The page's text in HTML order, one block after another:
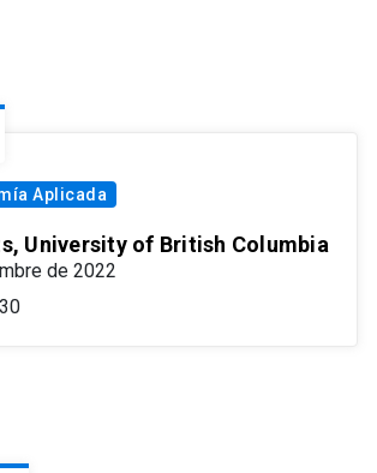
Aplicada
University of British Columbia
de 2022